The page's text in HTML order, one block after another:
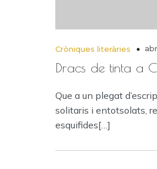
Cròniques literàries
Dracs de tinta a
Que a un plegat
solitaris i entotsolats,
esquifides[…]